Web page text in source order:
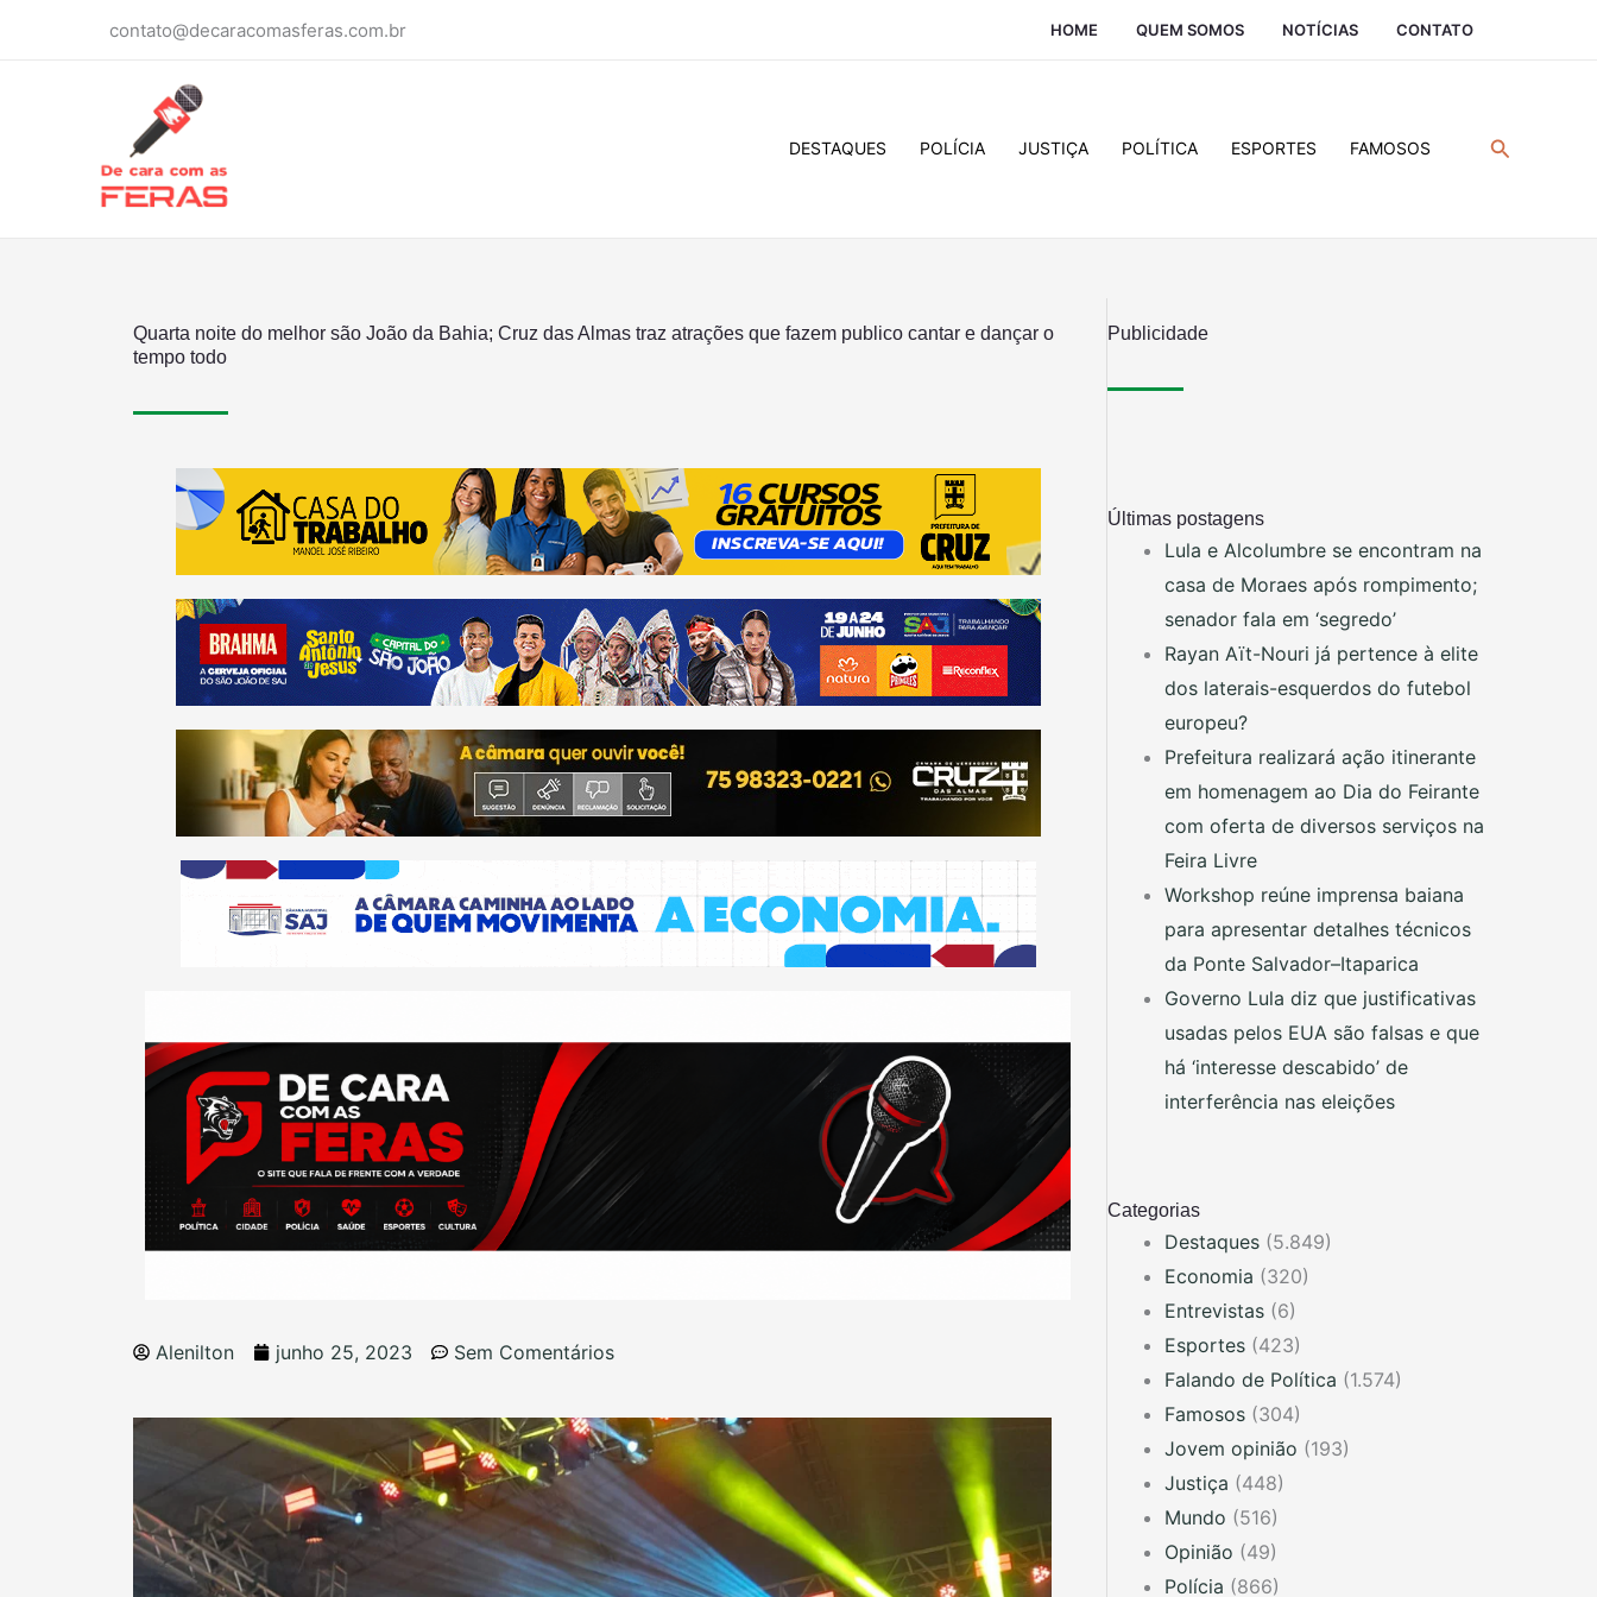
contato@decaracomasferas.com.br HOME QUEM SOMOS NOTÍCIAS CONTATO
DESTAQUES POLÍCIA JUSTIÇA POLÍTICA ESPORTES FAMOSOS Pesquisar
Quarta noite do melhor são João da Bahia; Cruz das Almas traz atrações que fazem publico cantar e dançar o
tempo todo
Alenilton junho 25, 2023 Sem Comentários
Publicidade
Últimas postagens
Lula e Alcolumbre se encontram na
casa de Moraes após rompimento;
senador fala em ‘segredo’
Rayan Aït-Nouri já pertence à elite
dos laterais-esquerdos do futebol
europeu?
Prefeitura realizará ação itinerante
em homenagem ao Dia do Feirante
com oferta de diversos serviços na
Feira Livre
Workshop reúne imprensa baiana
para apresentar detalhes técnicos
da Ponte Salvador–Itaparica
Governo Lula diz que justificativas
usadas pelos EUA são falsas e que
há ‘interesse descabido’ de
interferência nas eleições
Categorias
Destaques (5.849)
Economia (320)
Entrevistas (6)
Esportes (423)
Falando de Política (1.574)
Famosos (304)
Jovem opinião (193)
Justiça (448)
Mundo (516)
Opinião (49)
Polícia (866)